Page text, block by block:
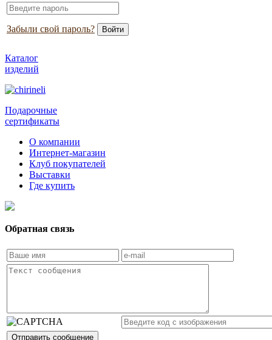
Забыли свой пароль?
Каталог
изделий
Подарочные
сертификаты
О компании
Интернет-магазин
Клуб покупателей
Выставки
Где купить
Обратная связь